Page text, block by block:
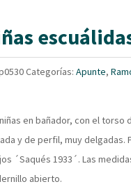
Categorías:Apunte,
en bañador, con el torso
y de perfil, muy delgadas.
´Saqués 1933´. Las
abierto.